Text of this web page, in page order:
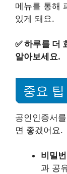
메뉴를 통해
있게 돼요.
✅하루를 더
알아보세요.
중요 팁
공인인증서
면 좋겠어요.
비밀
과 공